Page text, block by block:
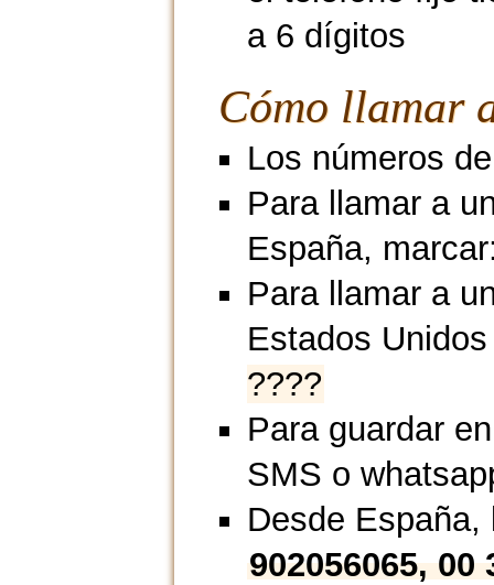
a 6 dígitos
Cómo llamar
Los números
Para llamar a
España,
Para llamar a
Estados
????
Para guardar
SMS o
Desde
902056065,